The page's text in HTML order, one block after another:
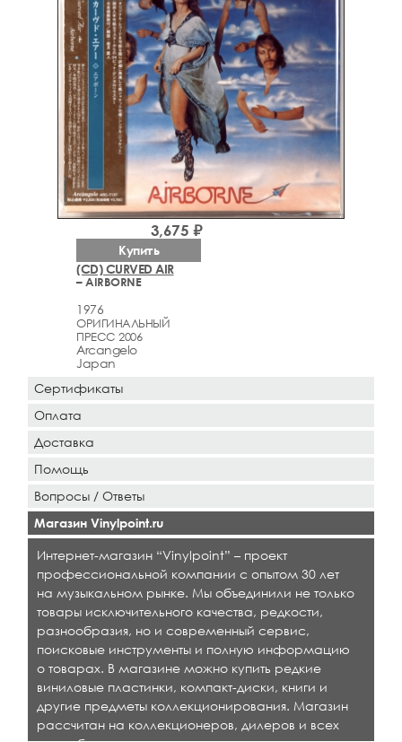
(CD) CURVED AIR
– AIRBORNE
1976
ОРИГИНАЛЬНЫЙ
ПРЕСС 2006
Arcаngelo
Japan
3,675 ₽
Купить
Сертификаты
Оплата
Доставка
Помощь
Вопросы / Ответы
Магазин Vinylpoint.ru
Интернет-магазин “Vinylpoint” – проект
профессиональной компании с опытом 30 лет
на музыкальном рынке. Мы объединили не только
товары исключительного качества, редкости,
разнообразия, но и современный сервис,
поисковые инструменты и полную информацию
о товарах. В магазине можно купить редкие
виниловые пластинки, компакт-диски, книги и
другие предметы коллекционирования. Магазин
рассчитан на коллекционеров, дилеров и всех